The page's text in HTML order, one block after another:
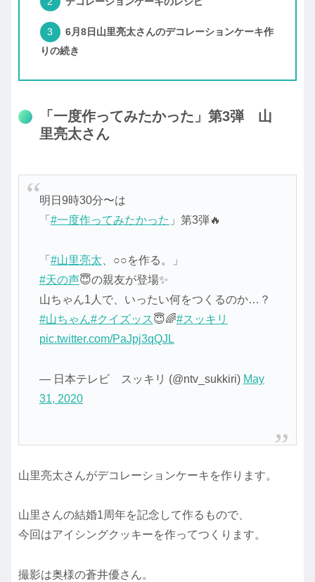
6月8日山里亮太さんのデコレーションケーキ作
りの続き
「一度作ってみたかった」第3弾 山
里亮太さん
明日9時30分〜は
「 #一度作ってみたかった 」第3弾🔥
「 #山里亮太 、○○を作る。」
#天の声😇の親友が登場✨
山ちゃん1人で、いったい何をつくるのか…？
#山ちゃん#クイズッス😇🌈#スッキリ
pic.twitter.com/PaJpj3qQJL
— 日本テレビ スッキリ (@ntv_sukkiri) May
31, 2020
山里亮太さんがデコレーションケーキを作ります。
山里さんの結婚1周年を記念して作るもので、
今回はアイシングクッキーを作ってつくります。
撮影は奥様の蒼井優さん。